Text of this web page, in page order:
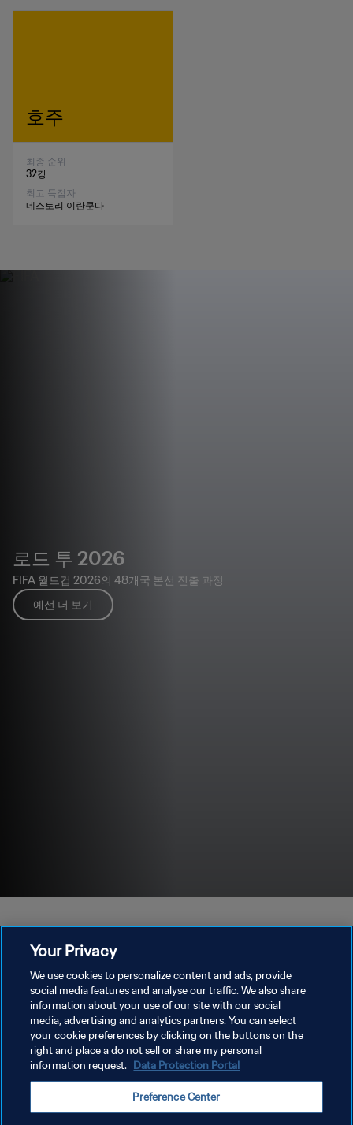
호주
최종 순위
32강
최고 득점자
네스토리 이란쿤다
로드 투 2026
FIFA 월드컵 2026의 48개국 본선 진출 과정
예선 더 보기
개인정보 보호정책
쿠키 기본 설정 관리
Your Privacy
We use cookies to personalize content and ads, provide
social media features and analyse our traffic. We also share
information about your use of our site with our social
media, advertising and analytics partners. You can select
your cookie preferences by clicking on the buttons on the
right and place a do not sell or share my personal
information request. Data Protection Portal
Preference Center